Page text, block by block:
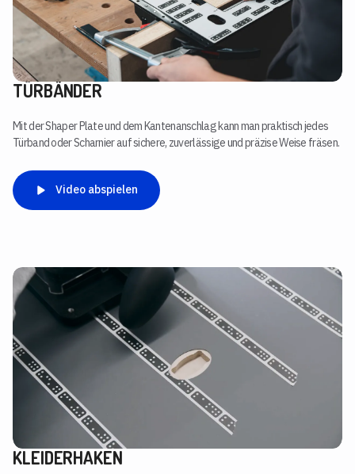
TÜRBÄNDER
Mit der Shaper Plate und dem Kantenanschlag kann man praktisch jedes
Türband oder Scharnier auf sichere, zuverlässige und präzise Weise fräsen.
Video abspielen
KLEIDERHAKEN